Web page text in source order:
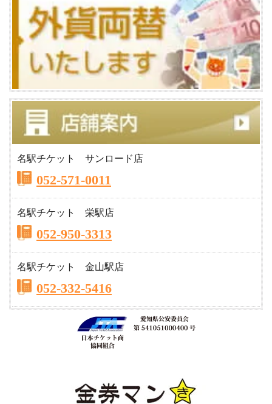
名駅チケット サンロード店
052-571-0011
名駅チケット 栄駅店
052-950-3313
名駅チケット 金山駅店
052-332-5416